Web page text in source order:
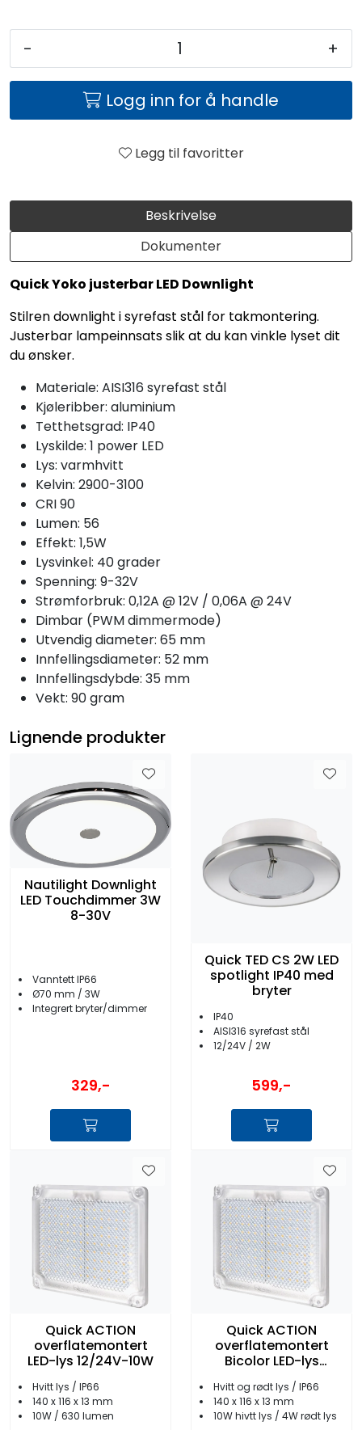
Beskrivelse
Dokumenter
Quick Yoko justerbar LED Downlight
Stilren downlight i syrefast stål for takmontering.
Justerbar lampeinnsats slik at du kan vinkle lyset dit
du ønsker.
Materiale: AISI316 syrefast stål
Kjøleribber: aluminium
Tetthetsgrad: IP40
Lyskilde: 1 power LED
Lys: varmhvitt
Kelvin: 2900-3100
CRI 90
Lumen: 56
Effekt: 1,5W
Lysvinkel: 40 grader
Spenning: 9-32V
Strømforbruk: 0,12A @ 12V / 0,06A @ 24V
Dimbar (PWM dimmermode)
Utvendig diameter: 65 mm
Innfellingsdiameter: 52 mm
Innfellingsdybde: 35 mm
Vekt: 90 gram
- +
Logg inn for å handle
Legg til favoritter
Lignende produkter
Nautilight Downlight
LED Touchdimmer 3W
8-30V
Vanntett IP66
Ø70 mm / 3W
Integrert bryter/dimmer
329,-
Quick TED CS 2W LED
spotlight IP40 med
bryter
IP40
AISI316 syrefast stål
12/24V / 2W
599,-
Quick ACTION
overflatemontert
LED-lys 12/24V-10W
Hvitt lys / IP66
140 x 116 x 13 mm
10W / 630 lumen
Quick ACTION
overflatemontert
Bicolor LED-lys
Hvitt og rødt lys / IP66
140 x 116 x 13 mm
10W hivtt lys / 4W rødt lys